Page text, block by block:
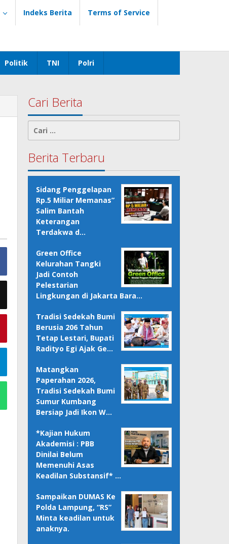
Indeks Berita Terms of Service
Politik TNI Polri
Cari Berita
Cari
untuk:
Berita Terbaru
Sidang Penggelapan
Rp.5 Miliar Memanas”
Salim Bantah
Keterangan
Terdakwa d…
Green Office
Kelurahan Tangki
Jadi Contoh
Pelestarian
Lingkungan di Jakarta Bara…
Tradisi Sedekah Bumi
Berusia 206 Tahun
Tetap Lestari, Bupati
Radityo Egi Ajak Ge…
Matangkan
Paperahan 2026,
Tradisi Sedekah Bumi
Sumur Kumbang
Bersiap Jadi Ikon W…
*Kajian Hukum
Akademisi : PBB
Dinilai Belum
Memenuhi Asas
Keadilan Substansif* …
Sampaikan DUMAS Ke
Polda Lampung, “RS”
Minta keadilan untuk
anaknya.